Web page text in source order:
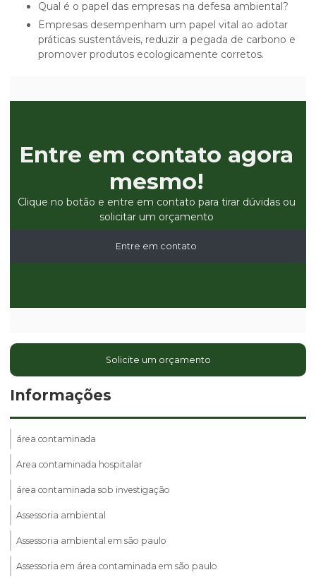
Qual é o papel das empresas na defesa ambiental?
Empresas desempenham um papel vital ao adotar
práticas sustentáveis, reduzir a pegada de carbono e
promover produtos ecologicamente corretos.
Entre em contato agora
mesmo!
Clique no botão e entre em contato para tirar dúvidas ou
solicitar um orçamento
Entre em contato
Solicite um orçamento
Informações
área contaminada
Area contaminada hospitalar
área contaminada sob investigação
Assessoria ambiental
Assessoria ambiental em são paulo
Assessoria em área contaminada em são paulo